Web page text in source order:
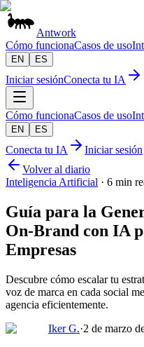
Antwork
Cómo funcionaCasos de uso
EN ES
Iniciar sesiónConecta tu IA
Cómo funcionaCasos de uso
EN ES
Conecta tu IA
Iniciar sesión
Volver al diario
Inteligencia Artificial · 6 min
Guía para la
On-Brand con IA
Empresas
Descubre cómo escalar tu
voz de marca en cada social
agencia eficientemente.
Iker G.·2 de marzo